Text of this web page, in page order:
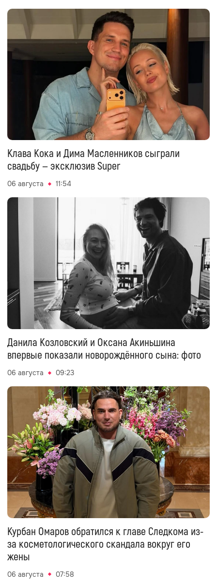
Клава Кока и Дима Масленников сыграли
свадьбу — эксклюзив Super
06 августа 11:54
Данила Козловский и Оксана Акиньшина
впервые показали новорождённого сына: фото
06 августа 09:23
Курбан Омаров обратился к главе Следкома из-
за косметологического скандала вокруг его
жены
06 августа 07:58